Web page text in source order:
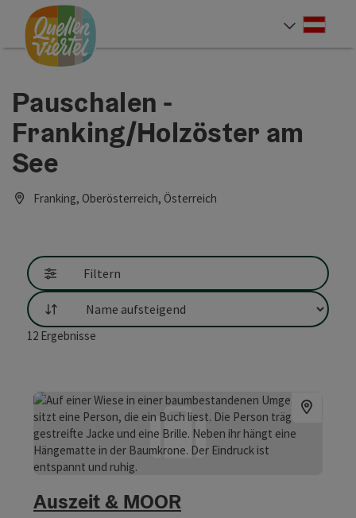
Zum Inhalt
Zur Navigation
Zum Seitenanfang
Pauschalen -
Franking/Holzöster am
See
Franking, Oberösterreich, Österreich
Filtern
Sortierung
12 Ergebnisse
Auszeit & MOOR